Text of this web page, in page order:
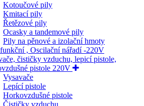
Kotoučové pily
Kmitací pily
Řetězové pily
Ocasky a tandemové pily
Pily na pěnové a izolační hmoty
, Oscilační nářadí -220V
čističky vzduchu, lepicí pistole,
pistole 220V
Vysavače
Lepící pistole
Horkovzdušné pistole